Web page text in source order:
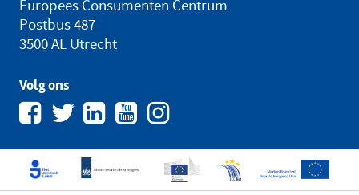
Europees Consumenten Centrum
Postbus 487
3500 AL Utrecht
Volg ons